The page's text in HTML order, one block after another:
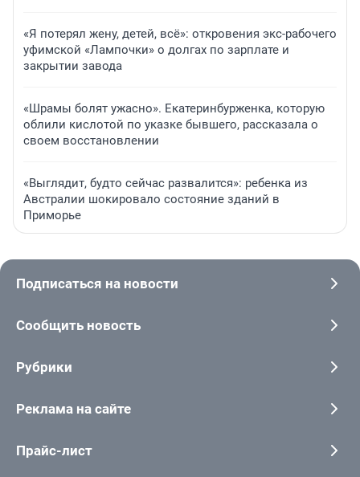
«Я потерял жену, детей, всё»: откровения экс-рабочего
уфимской «Лампочки» о долгах по зарплате и
закрытии завода
«Шрамы болят ужасно». Екатеринбурженка, которую
облили кислотой по указке бывшего, рассказала о
своем восстановлении
«Выглядит, будто сейчас развалится»: ребенка из
Австралии шокировало состояние зданий в
Приморье
Подписаться на новости
Сообщить новость
Рубрики
Реклама на сайте
Прайс-лист